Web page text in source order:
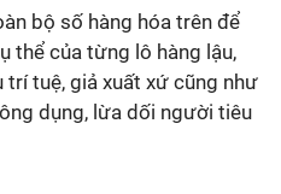
bộ số hàng hóa trên để
thể của từng lô hàng lậu,
trí tuệ, giả xuất xứ cũng như
dụng, lừa dối người tiêu